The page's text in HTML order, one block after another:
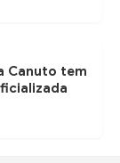
Canuto tem